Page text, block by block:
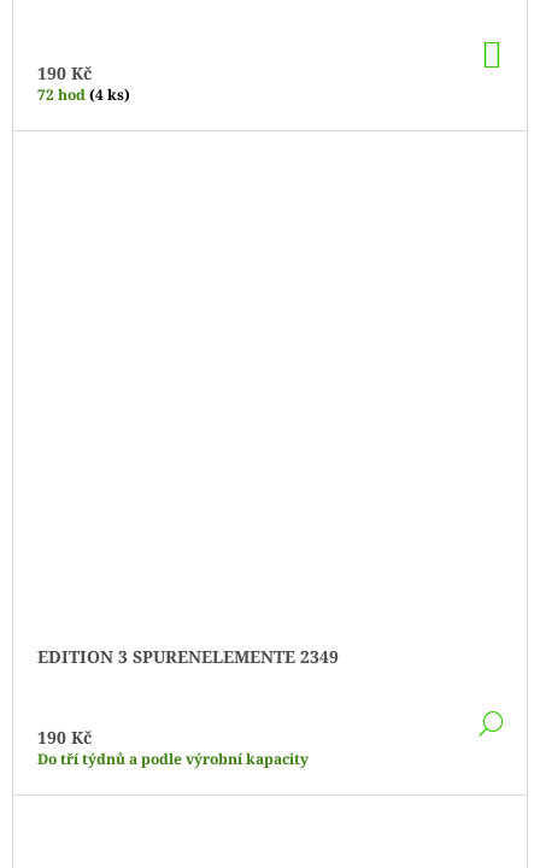
190 Kč
72 hod(4 ks)
EDITION 3 SPURENELEMENTE 2349
190 Kč
Do tří týdnů a podle výrobní kapacity